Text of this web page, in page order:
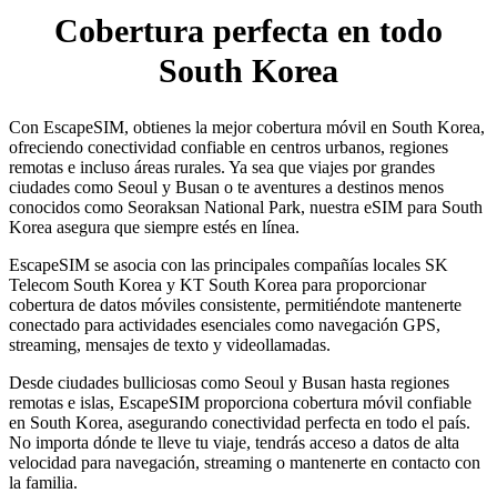
Cobertura perfecta en todo
South Korea
Con EscapeSIM, obtienes la mejor cobertura móvil en South Korea,
ofreciendo conectividad confiable en centros urbanos, regiones
remotas e incluso áreas rurales. Ya sea que viajes por grandes
ciudades como Seoul y Busan o te aventures a destinos menos
conocidos como Seoraksan National Park, nuestra eSIM para South
Korea asegura que siempre estés en línea.
EscapeSIM se asocia con las principales compañías locales SK
Telecom South Korea y KT South Korea para proporcionar
cobertura de datos móviles consistente, permitiéndote mantenerte
conectado para actividades esenciales como navegación GPS,
streaming, mensajes de texto y videollamadas.
Desde ciudades bulliciosas como Seoul y Busan hasta regiones
remotas e islas, EscapeSIM proporciona cobertura móvil confiable
en South Korea, asegurando conectividad perfecta en todo el país.
No importa dónde te lleve tu viaje, tendrás acceso a datos de alta
velocidad para navegación, streaming o mantenerte en contacto con
la familia.